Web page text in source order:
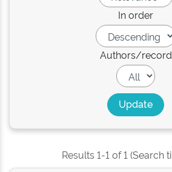
In order
Authors/record
Results 1-1 of 1 (Search